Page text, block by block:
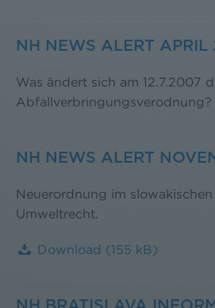
NH NEWS ALERT APRIL
Was ändert sich am 12.7.2007
Abfallverbringungsverodnung?
NH NEWS ALERT
Neuerordnung im
Umweltrecht.
Download (155 kB)